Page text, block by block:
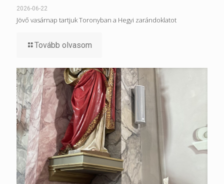
2026-06-22
Jövő vasárnap tartjuk Toronyban a Hegyi zarándoklatot
Tovább olvasom